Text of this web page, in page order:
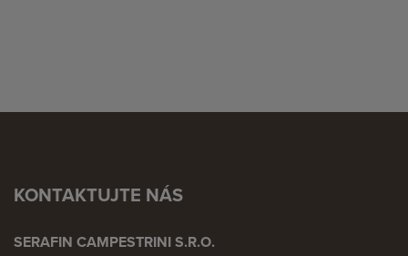
KONTAKTUJTE NÁS
SERAFIN CAMPESTRINI S.R.O.